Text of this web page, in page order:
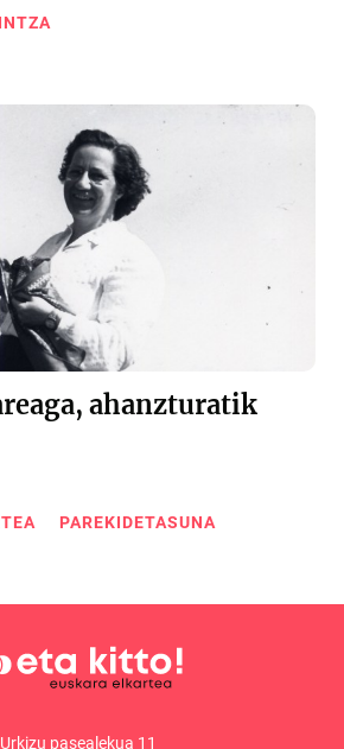
ahanzturatik
PAREKIDETASUNA
Urkizu pasealekua 11